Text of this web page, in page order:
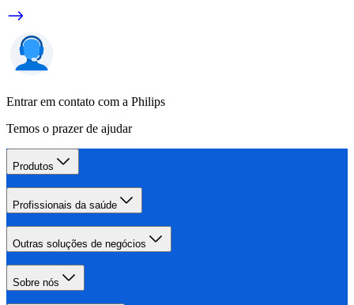
Entrar em contato com a Philips
Temos o prazer de ajudar
Produtos
Profissionais da saúde
Outras soluções de negócios
Sobre nós